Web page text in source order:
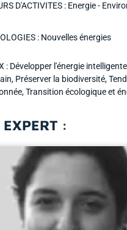
D'ACTIVITES : Energie -
: Nouvelles énergies
: Développer l'énergie intelligente
, Préserver la biodiversité,
,Transition écologique et
EXPERT :